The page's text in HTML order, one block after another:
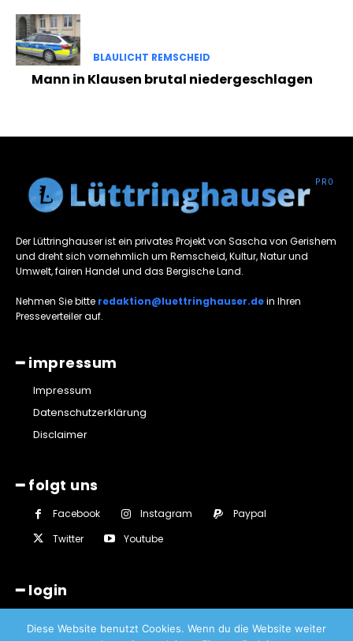
BLAULICHT REMSCHEID
Mann in Klausen brutal niedergeschlagen
Der Lüttringhauser ist ein privates Projekt von Sascha von Gerishem
und dreht sich vornehmlich um Remscheid, Kultur, Natur und
Umwelt, fairen Handel und das Bergische Land.
Nehmen Sie bitte redaktion@luettringhauser.dein Ihren
Presseverteiler auf.
━ impressum
Impressum
Datenschutzerklärung
Disclaimer
━ folgt uns
Facebook Instagram
Paypal
Twitter
Youtube
━ login
Diese Website benutzt Cookies. Wenn du die Website weiter